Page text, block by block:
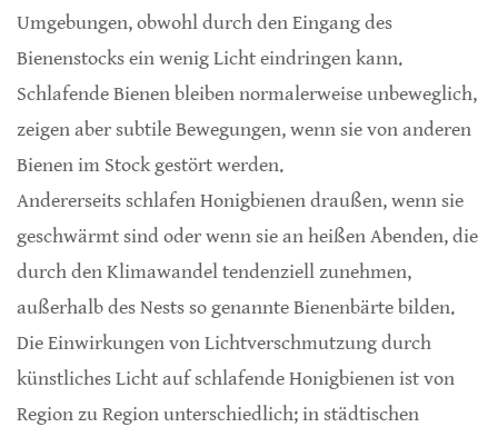
Umgebungen, obwohl durch den Eingang des
Bienenstocks ein wenig Licht eindringen kann.
Schlafende Bienen bleiben normalerweise unbeweglich,
zeigen aber subtile Bewegungen, wenn sie von anderen
Bienen im Stock gestört werden.
Andererseits schlafen Honigbienen draußen, wenn sie
geschwärmt sind oder wenn sie an heißen Abenden, die
durch den Klimawandel tendenziell zunehmen,
außerhalb des Nests so genannte Bienenbärte bilden.
Die Einwirkungen von Lichtverschmutzung durch
künstliches Licht auf schlafende Honigbienen ist von
Region zu Region unterschiedlich; in städtischen